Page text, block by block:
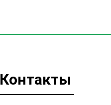
Контакты